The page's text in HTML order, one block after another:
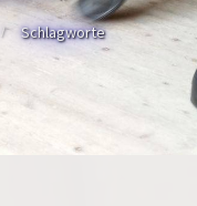
Schlagworte